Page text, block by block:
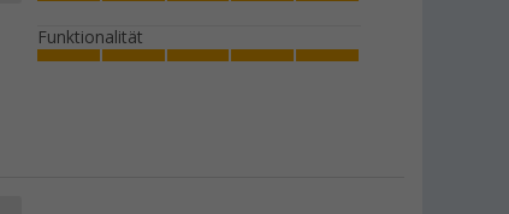
Funktionalität